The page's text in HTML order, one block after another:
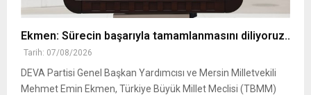
Ekmen: Sürecin başarıyla tamamlanmasını diliyoruz..
Tarih: 07/08/2026
DEVA Partisi Genel Başkan Yardımcısı ve Mersin Milletvekili
Mehmet Emin Ekmen, Türkiye Büyük Millet Meclisi (TBMM)